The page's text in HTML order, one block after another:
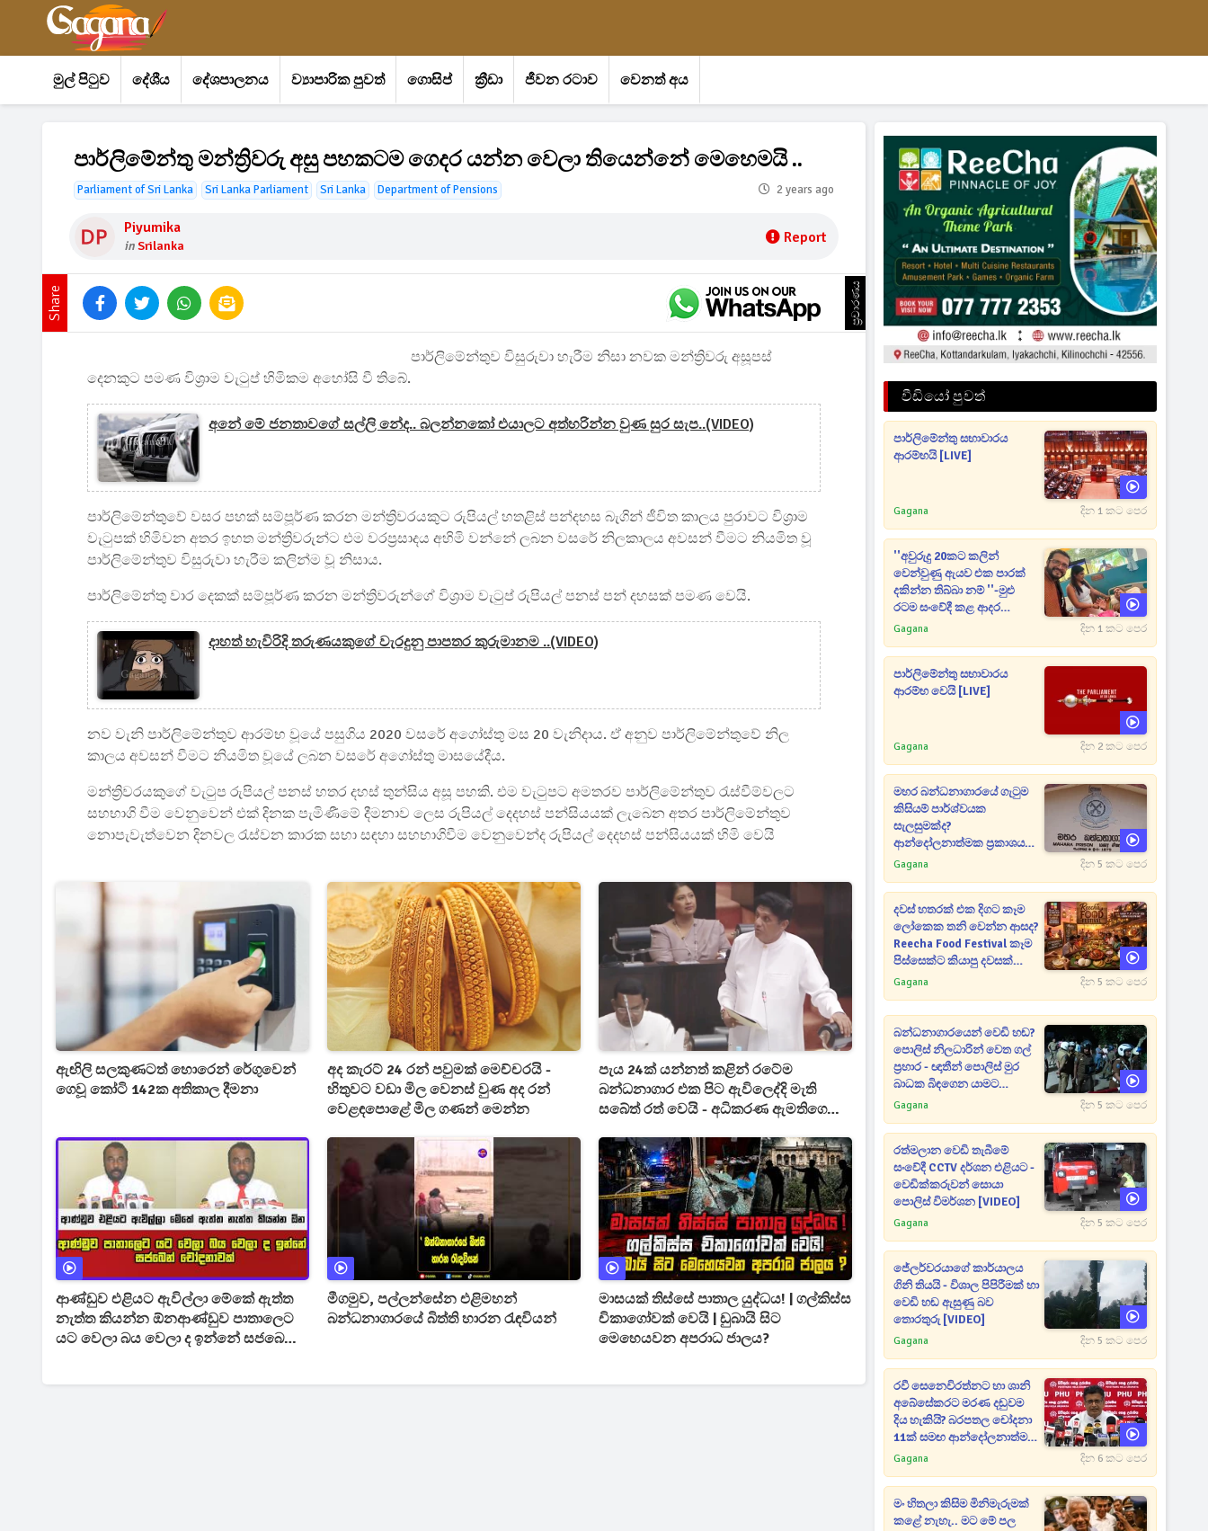
මුල් පිටුව දේශීය දේශපාලනය ව්‍යාපාරික පුවත් ගොසිප් ක්‍රීඩා ජීවන රටාව වෙනත් අය
පාර්ලිමේන්තු මන්ත්‍රිවරු අසු පහකටම ගෙදර යන්න වෙලා තියෙන්නේ මෙහෙමයි ..
Parliament of Sri Lanka Sri Lanka Parliament Sri Lanka Department of Pensions 2 years ago
Piyumika
inSrilanka Report
Share ප්‍රචාරණය
පාර්ලිමේන්තුව විසුරුවා හැරීම නිසා නවක මන්ත්‍රිවරු අසූපස්
දෙනකුට පමණ විශ්‍රාම වැටුප් හිමිකම අහෝසි වී තිබේ.
අනේ මේ ජනතාවගේ සල්ලි නේද.. බලන්නකෝ එයාලට අත්හරින්න වුණ සුර සැප..(VIDEO)
පාර්ලිමේන්තුවේ වසර පහක් සම්පූර්ණ කරන මන්ත්‍රිවරයකුට රුපියල් හතළිස් පන්දහස බැගින් ජීවිත කාලය පුරාවට විශ්‍රාම
වැටුපක් හිමිවන අතර ඉහත මන්ත්‍රිවරුන්ට එම වරප්‍රසාදය අහිමි වන්නේ ලබන වසරේ නිලකාලය අවසන් වීමට නියමිත වූ
පාර්ලිමේන්තුව විසුරුවා හැරීම කලින්ම වූ නිසාය.
පාර්ලිමේන්තු වාර දෙකක් සම්පූර්ණ කරන මන්ත්‍රිවරුන්ගේ විශ්‍රාම වැටුප් රුපියල් පනස් පන් දහසක් පමණ වෙයි.
දාහත් හැවිරිදි තරුණයකුගේ වැරදුනු පාපතර කුරුමානම ..(VIDEO)
නව වැනි පාර්ලිමේන්තුව ආරම්භ වූයේ පසුගිය 2020 වසරේ අගෝස්තු මස 20 වැනිදාය. ඒ අනුව පාර්ලිමේන්තුවේ නිල
කාලය අවසන් වීමට නියමිත වූයේ ලබන වසරේ අගෝස්තු මාසයේදීය.
මන්ත්‍රිවරයකුගේ වැටුප රුපියල් පනස් හතර දහස් තුන්සිය අසූ පහකි. එම වැටුපට අමතරව පාර්ලිමේන්තුව රැස්වීම්වලට
සහභාගි වීම වෙනුවෙන් එක් දිනක පැමිණීමේ දීමනාව ලෙස රුපියල් දෙදහස් පන්සියයක් ලැබෙන අතර පාර්ලිමේන්තුව
නොපැවැත්වෙන දිනවල රැස්වන කාරක සභා සඳහා සහභාගිවීම වෙනුවෙන්ද රුපියල් දෙදහස් පන්සියයක් හිමි වෙයි
ඇඟිලි සලකුණටත් හොරෙන් රේගුවෙන්
ගෙවූ කෝටි 142ක අතිකාල දීමනා
අද කැරට් 24 රන් පවුමක් මෙච්චරයි -
හිතුවට වඩා මිල වෙනස් වුණ අද රන්
වෙළඳපොළේ මිල ගණන් මෙන්න
පැය 24ක් යන්නත් කළින් රටේම
බන්ධනාගාර එක පිට ඇවිලෙද්දි මැති
සබේත් රත් වෙයි - අධිකරණ ඇමතිගෙන්
ආණ්ඩුව එළියට ඇවිල්ලා මේකේ ඇත්ත
නැත්ත කියන්න ඕනආණ්ඩුව පාතාලෙට
යට වෙලා බය වෙලා ද ඉන්නේ සජබෙන්
මීගමුව, පල්ලන්සේන එළිමහන්
බන්ධනාගාරයේ බිත්ති හාරන රැඳවියන්
මාසයක් තිස්සේ පාතාල යුද්ධය! | ගල්කිස්ස
චිකාගෝවක් වෙයි | ඩුබායි සිට
මෙහෙයවන අපරාධ ජාලය?
වීඩියෝ පුවත්
පාර්ලිමේන්තු සභාවාරය
ආරම්භයි [LIVE]
Gagana දින 1 කට පෙර
''අවුරුදු 20කට කලින්
වෙන්වුණු ඇයව එක පාරක්
දකින්න තිබ්බා නම් ''-මුළු
රටම සංවේදී කළ ආදර
අමරණීය මතකය
Gagana දින 1 කට පෙර
පාර්ලිමේන්තු සභාවාරය
ආරම්භ වෙයි [LIVE]
Gagana දින 2 කට පෙර
මහර බන්ධනාගාරයේ ගැටුම
කිසියම් පාර්ශ්වයක
සැලසුමක්ද?
ආන්දෝලනාත්මක ප්‍රකාශයක්
එළියට [VIDEO]
Gagana දින 5 කට පෙර
දවස් හතරක් එක දිගට කෑම
ලෝකෙක තනි වෙන්න ආසද?
Reecha Food Festival කෑම
පිස්සෙක්ට කියාපු දවසක්
මෙන්න
Gagana දින 5 කට පෙර
බන්ධනාගාරයෙන් වෙඩි හඬ?
පොලිස් නිලධාරින් වෙත ගල්
ප්‍රහාර - ඥාතීන් පොලිස් මුර
බාධක බිඳගෙන යාමට
උත්සාහයක [VIDEO]
Gagana දින 5 කට පෙර
රත්මලාන වෙඩි තැබීමේ
සංවේදී CCTV දර්ශන එළියට -
වෙඩික්කරුවන් සොයා
පොලිස් විමර්ශන [VIDEO]
Gagana දින 5 කට පෙර
ජේලර්වරයාගේ කාර්යාලය
ගිනි තියයි - විශාල පිපිරීමක් හා
වෙඩි හඬ ඇසුණු බව
තොරතුරු [VIDEO]
Gagana දින 5 කට පෙර
රවී සෙනෙවිරත්නට හා ශානි
අබේසේකරට මරණ දඬුවම
දිය හැකියි? බරපතල චෝදනා
11ක් සමඟ ආන්දෝලනාත්මක
ප්‍රකාශයක් [VIDEO]
Gagana දින 6 කට පෙර
මං හිතලා කිසිම මිනිමැරුමක්
කළේ නැහැ.. මට මේ පල